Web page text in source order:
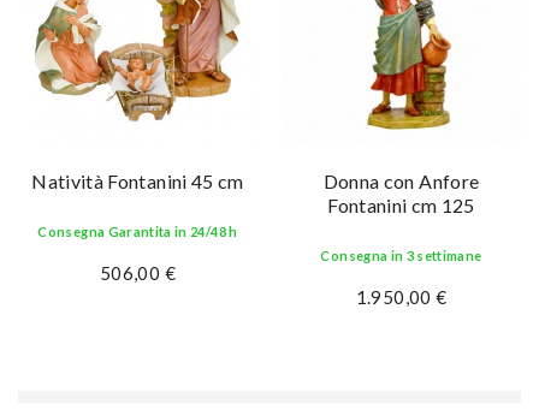
Natività Fontanini 45 cm
Consegna Garantita in 24/48 h
506,00 €
Donna con Anfore
Fontanini cm 125
Consegna in 3 settimane
1.950,00 €